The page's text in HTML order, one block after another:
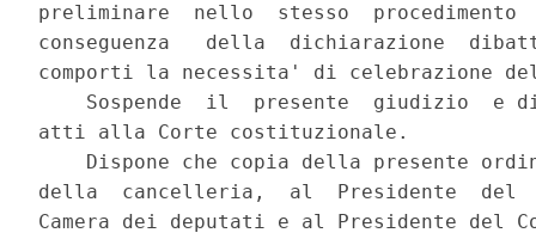
preliminare  nello  stesso
conseguenza   della  dichiarazione
comporti la necessita' di celebrazione
Sospende  il  presente  giudizio  e
atti alla Corte costituzionale.
Dispone che copia della presente
della  cancelleria,  al  Presidente  del
Camera dei deputati e al Presidente del